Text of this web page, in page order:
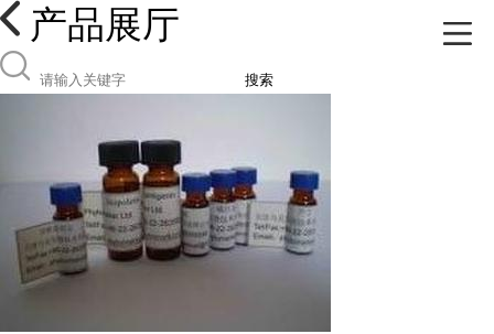
产品展厅
搜索